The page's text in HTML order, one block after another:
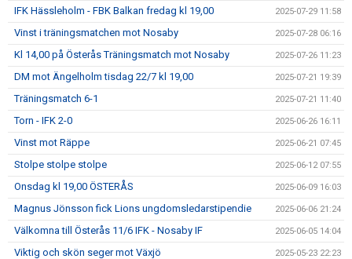
IFK Hässleholm - FBK Balkan fredag kl 19,00 2025-07-29 11:58
Vinst i träningsmatchen mot Nosaby 2025-07-28 06:16
Kl 14,00 på Österås Träningsmatch mot Nosaby 2025-07-26 11:23
DM mot Ängelholm tisdag 22/7 kl 19,00 2025-07-21 19:39
Träningsmatch 6-1 2025-07-21 11:40
Torn - IFK 2-0 2025-06-26 16:11
Vinst mot Räppe 2025-06-21 07:45
Stolpe stolpe stolpe 2025-06-12 07:55
Onsdag kl 19,00 ÖSTERÅS 2025-06-09 16:03
Magnus Jönsson fick Lions ungdomsledarstipendie 2025-06-06 21:24
Välkomna till Österås 11/6 IFK - Nosaby IF 2025-06-05 14:04
Viktig och skön seger mot Växjö 2025-05-23 22:23